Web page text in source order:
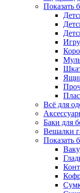
Показать
Всё для
Баки для
Вешалки
Показать